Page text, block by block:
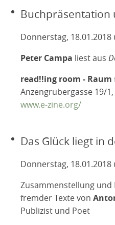
Buchpräsentation
Donnerstag, 18.01.2018
Peter Campa liest aus
read!!ing room -
Anzengrubergasse 19/
www.e-zine.org/
Das Glück liegt in
Donnerstag, 18.01.2018
Zusammenstellung und
fremder Texte von
Publizist und Poet